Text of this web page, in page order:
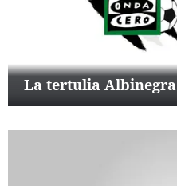
La tertulia Albinegra